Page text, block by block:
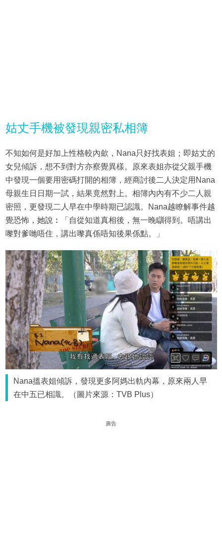
姑丈手機被發現親密私相簿
不知如何是好加上性格較內歛，Nana只好找表姐；即姑丈的
女兒傾訴，想不到對方亦察覺異樣。原來表姐亦從父親手機
中發現一個要用密碼打開的相簿，經商討後二人決定用Nana
母親生日日期一試，結果竟然對上。相簿內內有不少二人親
密照，更發現二人早在中學時期已認識。Nana越瞭解事件越
覺恐怖，她說︰「自從知道真相後，無一晚瞓得到。唔講出
嚟對爹哋唔住，講出嚟真係唔知後果係點。」
Nana搵表姐傾訴，發現更多阿媽出軌內幕，原來兩人早
在中五已相識。（圖片來源：TVB Plus）
廣告